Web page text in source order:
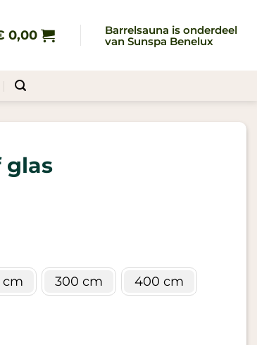
gingen u voor! ✔ Grote voorraad,
0,00
Barrelsauna is onderdeel
van Sunspa Benelux
glas
cm 300 cm
400 cm